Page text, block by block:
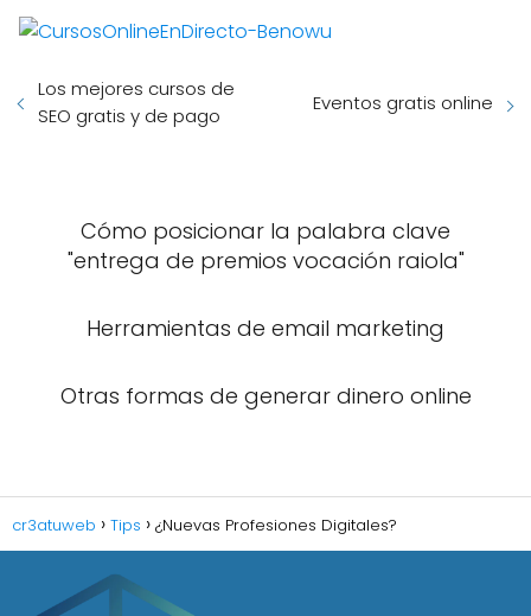
Los mejores cursos de
SEO gratis y de pago
Eventos gratis online
Cómo posicionar la palabra clave
"entrega de premios vocación raiola"
Herramientas de email marketing
Otras formas de generar dinero online
cr3atuweb Tips ¿Nuevas Profesiones Digitales?